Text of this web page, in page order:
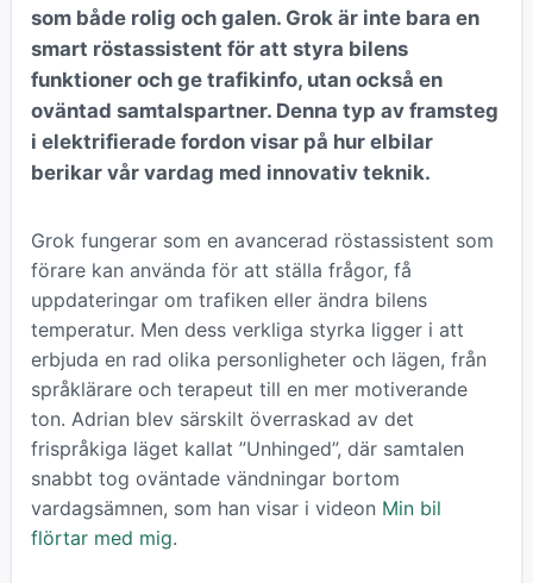
som både rolig och galen. Grok är inte bara en
smart röstassistent för att styra bilens
funktioner och ge trafikinfo, utan också en
oväntad samtalspartner. Denna typ av framsteg
i elektrifierade fordon visar på hur elbilar
berikar vår vardag med innovativ teknik.
Grok fungerar som en avancerad röstassistent som
förare kan använda för att ställa frågor, få
uppdateringar om trafiken eller ändra bilens
temperatur. Men dess verkliga styrka ligger i att
erbjuda en rad olika personligheter och lägen, från
språklärare och terapeut till en mer motiverande
ton. Adrian blev särskilt överraskad av det
frispråkiga läget kallat ”Unhinged”, där samtalen
snabbt tog oväntade vändningar bortom
vardagsämnen, som han visar i videon Min bil
flörtar med mig.